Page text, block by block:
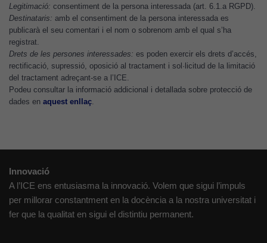
Legitimació: consentiment de la persona interessada (art. 6.1.a RGPD).
Destinataris: amb el consentiment de la persona interessada es
publicarà el seu comentari i el nom o sobrenom amb el qual s’ha
registrat.
Drets de les persones interessades: es poden exercir els drets d’accés,
rectificació, supressió, oposició al tractament i sol·licitud de la limitació
del tractament adreçant-se a l’ICE.
Podeu consultar la informació addicional i detallada sobre protecció de
dades en aquest enllaç
Innovació
A l’ICE ens entusiasma la innovació. Volem que sigui l’impuls
per millorar constantment en la docència a la nostra universitat i
fer que la qualitat en sigui el distintiu permanent.
funcionalitat
i l'estructura
del lloc
web, en
funció de
lloc web
nostre lloc web
tingui el millor
rendiment